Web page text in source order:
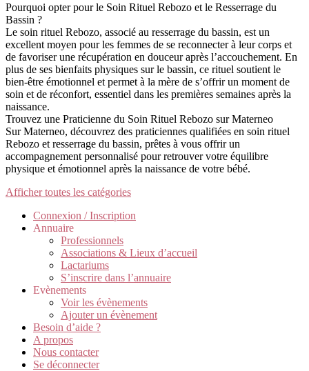
Pourquoi opter pour le Soin Rituel Rebozo et le Resserrage du
Bassin ?
Le soin rituel Rebozo, associé au resserrage du bassin, est un
excellent moyen pour les femmes de se reconnecter à leur corps et
de favoriser une récupération en douceur après l’accouchement. En
plus de ses bienfaits physiques sur le bassin, ce rituel soutient le
bien-être émotionnel et permet à la mère de s’offrir un moment de
soin et de réconfort, essentiel dans les premières semaines après la
naissance.
Trouvez une Praticienne du Soin Rituel Rebozo sur Materneo
Sur Materneo, découvrez des praticiennes qualifiées en soin rituel
Rebozo et resserrage du bassin, prêtes à vous offrir un
accompagnement personnalisé pour retrouver votre équilibre
physique et émotionnel après la naissance de votre bébé.
Afficher toutes les catégories
Connexion / Inscription
Annuaire
Professionnels
Associations & Lieux d’accueil
Lactariums
S’inscrire dans l’annuaire
Evènements
Voir les évènements
Ajouter un évènement
Besoin d’aide ?
A propos
Nous contacter
Se déconnecter